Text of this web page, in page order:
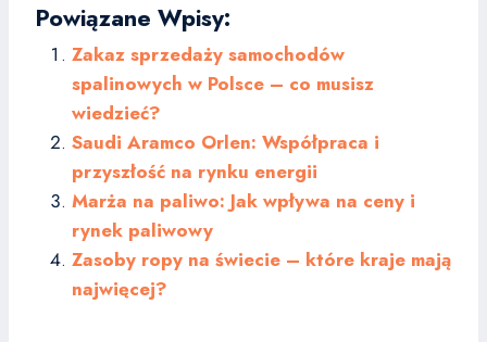
Powiązane Wpisy:
Zakaz sprzedaży samochodów
spalinowych w Polsce – co musisz
wiedzieć?
Saudi Aramco Orlen: Współpraca i
przyszłość na rynku energii
Marża na paliwo: Jak wpływa na ceny i
rynek paliwowy
Zasoby ropy na świecie – które kraje mają
najwięcej?